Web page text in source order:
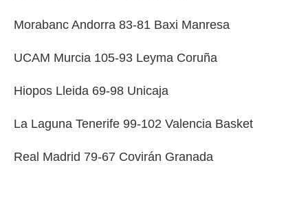
Morabanc Andorra 83-81 Baxi Manresa
UCAM Murcia 105-93 Leyma Coruña
Hiopos Lleida 69-98 Unicaja
La Laguna Tenerife 99-102 Valencia Basket
Real Madrid 79-67 Covirán Granada